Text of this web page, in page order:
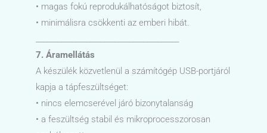
• magas fokú reprodukálhatóságot biztosít,
• minimálisra csökkenti az emberi hibát.
7. Áramellátás
A készülék közvetlenül a számítógép USB-portjáról
kapja a tápfeszültséget:
• nincs elemcserével járó bizonytalanság
• a feszültség stabil és mikroprocesszorosan